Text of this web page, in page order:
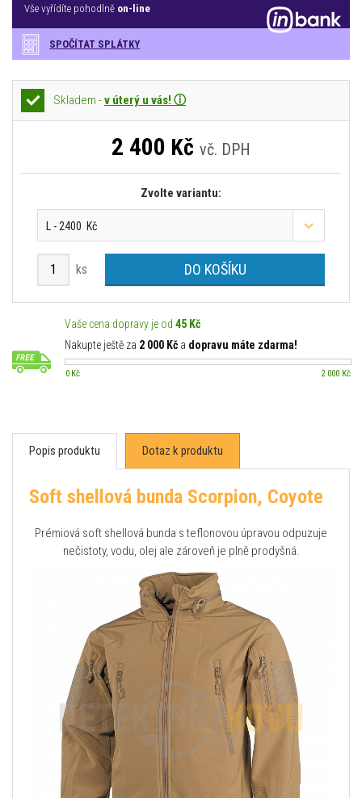
Vše vyřídíte pohodlně on-line
SPOČÍTAT SPLÁTKY
Skladem -v úterý u vás! ⓘ
2 400 Kč vč. DPH
Zvolte variantu:
L - 2400 Kč
ks DO KOŠÍKU
Vaše cena dopravy je od 45 Kč
Nakupte ještě za 2 000 Kč a dopravu máte zdarma!
0 Kč 2 000 Kč
Popis produktu Dotaz k produktu
Soft shellová bunda Scorpion, Coyote
Prémiová soft shellová bunda s teflonovou úpravou odpuzuje
nečistoty, vodu, olej ale zároveň je plně prodyšná.